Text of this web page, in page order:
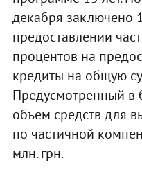
декабря заключено
предоставлении
процентов на
кредиты на общую
Предусмотренный в
объем средств для
по частичной
млн. грн.